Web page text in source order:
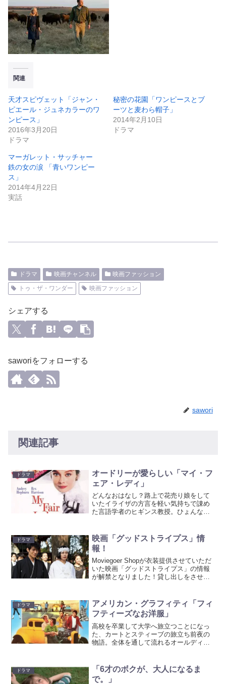
関連
天才スピヴェット「ジャン・
ピエール・ジュネカラーのワ
ンピース」
2016年3月20日
ドラマ
秘密の花園「ワンピースとブ
ーツと麦わら帽子」
2014年2月10日
ドラマ
マーガレット・サッチャー
鉄の女の涙 「青いワンピー
ス」
2014年4月22日
実話
ドラマ 映画チャンネル
映画ファッション
トゥ・ザ・ワンダー
映画ファッション
シェアする
saworiをフォローする
sawori
関連記事
ドラマ
オードリーが愛らしい「マイ・フ
ェア・レディ」
どんなおはなし？路上で花売り娘をして
いたイライザの方言を軽い気持ちで諌め
た言語学者のヒギンス教授。ひょんなこ
うかの賭けをすることに。ひどすぎるイ
ライザの言葉遣いに、辟易...
ドラマ
映画「グッドストライプス」情
報！
Moviegoer Shopが衣装提供させていただ
いた映画「グッドストライプス」の情報
が解禁となりました！貸し出しをさせて
いのでわかりませんが、この映画自体、
とっても素...
ドラマ
アメリカン・グラフィティ「フィ
フティーズなお洋服」
高校を卒業して大学へ旅立つことになっ
た、カートとスティーブの旅立ち前夜の
物語。全体を通して流れるオールディー
丈のふんわりスカートにくるぶし丈ソッ
クス。ピーターパンカ...
ドラマ
「6才のボクが、大人になるま
で。」